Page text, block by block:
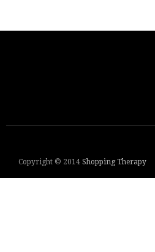
Copyright © 2014 Shopping Therapy